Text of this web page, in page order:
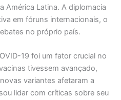
América Latina. A diplomacia
em fóruns internacionais, o
no próprio país.
19 foi um fator crucial no
tivessem avançado,
variantes afetaram a
lidar com críticas sobre seu